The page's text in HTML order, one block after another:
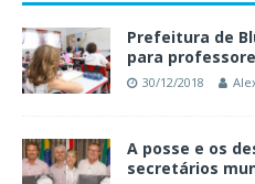
Prefeitura de
para
30/12/2018
A posse e os
secretários